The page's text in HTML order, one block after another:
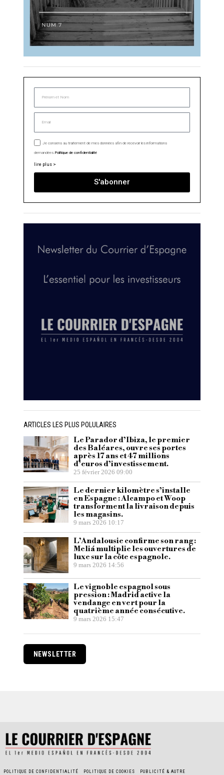
Je consens au traitement de mes données afin de recevoir les informations
demandées. Politique de confidentialité
lire plus >
S'abonner
ARTICLES LES PLUS POLULAIRES
Le Parador d’Ibiza, le premier
des Baléares, ouvre ses portes
après 17 ans et 47 millions
d’euros d’investissement.
25 février 2026 09:00
Le dernier kilomètre s’installe
en Espagne : Alcampo et Woop
transforment la livraison depuis
les magasins.
9 mars 2026 10:17
L’Andalousie confirme son rang :
Meliá multiplie les ouvertures de
luxe sur la côte espagnole.
9 mars 2026 14:56
Le vignoble espagnol sous
pression : Madrid active la
vendange en vert pour la
quatrième année consécutive.
9 mars 2026 15:47
NEWSLETTER
POLITIQUE DE CONFIDENTIALITÉ POLITIQUE DE COOKIES PUBLICITÉ & AUTRE